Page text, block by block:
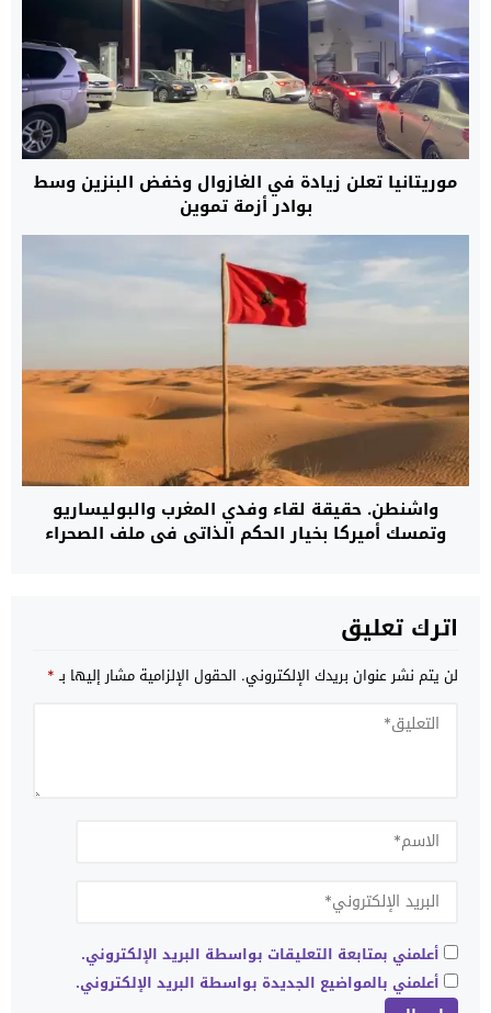
موريتانيا تعلن زيادة في الغازوال وخفض البنزين وسط
بوادر أزمة تموين
واشنطن. حقيقة لقاء وفدي المغرب والبوليساريو
وتمسك أميركا بخيار الحكم الذاتي في ملف الصحراء
اترك تعليق
لن يتم نشر عنوان بريدك الإلكتروني. الحقول الإلزامية مشار إليها بـ*
أعلمني بمتابعة التعليقات بواسطة البريد الإلكتروني.
أعلمني بالمواضيع الجديدة بواسطة البريد الإلكتروني.